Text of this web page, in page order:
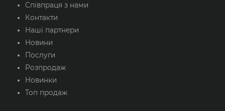
Співпраця з нами
Контакти
Наші партнери
Новини
Послуги
Розпродаж
Новинки
Топ продаж